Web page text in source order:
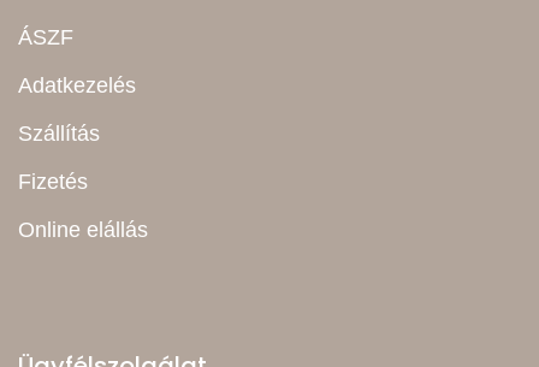
ÁSZF
Adatkezelés
Szállítás
Fizetés
Online elállás